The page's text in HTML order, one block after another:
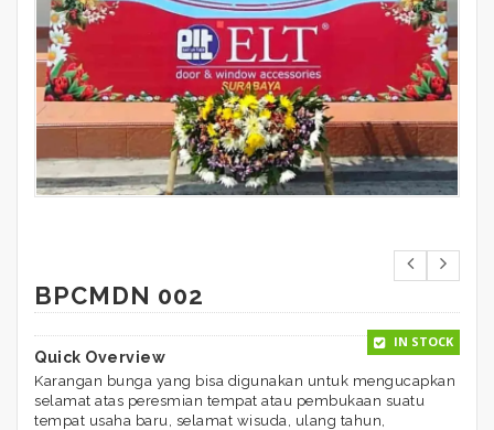
BPCMDN 002
IN STOCK
Quick Overview
Karangan bunga yang bisa digunakan untuk mengucapkan
selamat atas peresmian tempat atau pembukaan suatu
tempat usaha baru, selamat wisuda, ulang tahun,